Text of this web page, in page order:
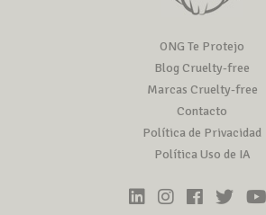
ONG Te Protejo
Blog Cruelty-free
Marcas Cruelty-free
Contacto
Política de Privacidad
Política Uso de IA